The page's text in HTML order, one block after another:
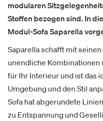
modularen
Stoffen bezogen sind. In
Modul-Sofa Saparella
Saparella schafft mit
unendliche
für Ihr Interieur und ist das
Umgebung und den Stil
Sofa hat abgerundete
zu Entspannung und